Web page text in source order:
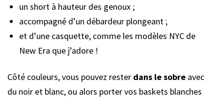
un short à hauteur des genoux ;
accompagné d’un débardeur plongeant ;
et d’une casquette, comme les modèles NYC de
New Era que j’adore !
Côté couleurs, vous pouvez rester dans le sobre avec
du noir et blanc, ou alors porter vos baskets blanches